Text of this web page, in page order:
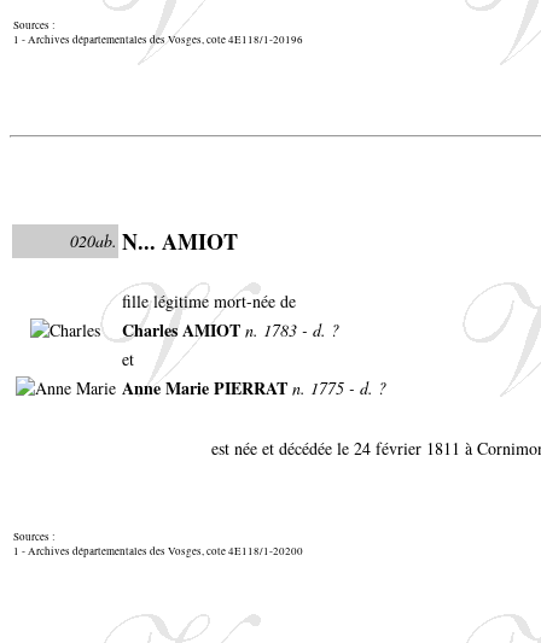
Sources :
1 - Archives départementales des Vosges, cote 4E118/1-20196
020ab. N... AMIOT
fille légitime mort-née de
Charles AMIOT n. 1783 - d. ?
et
Anne Marie PIERRAT n. 1775 - d. ?
est née et décédée le 24 février 1811 à
Sources :
1 - Archives départementales des Vosges, cote 4E118/1-20200